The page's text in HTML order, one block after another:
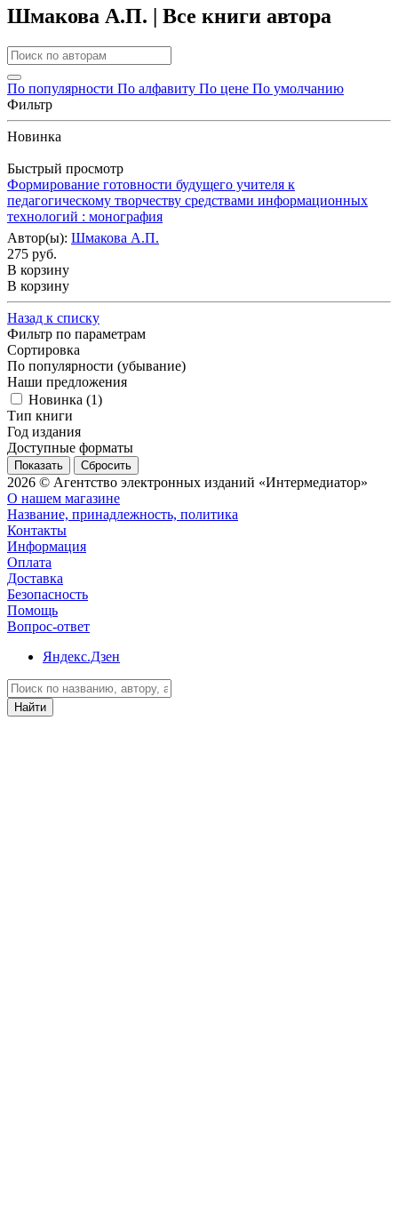
Шмакова А.П. | Все книги автора
По популярности По алфавиту По цене По умолчанию
Фильтр
Новинка
Быстрый просмотр
Формирование готовности будущего учителя к
педагогическому творчеству средствами информационных
технологий : монография
Автор(ы): Шмакова А.П.
275 руб.
В корзину
В корзину
Назад к списку
Фильтр по параметрам
Сортировка
По популярности (убывание)
Наши предложения
Новинка (1)
Тип книги
Год издания
Доступные форматы
Сбросить
2026 © Агентство электронных изданий «Интермедиатор»
О нашем магазине
Название, принадлежность, политика
Контакты
Информация
Оплата
Доставка
Безопасность
Помощь
Вопрос-ответ
Яндекс.Дзен
Найти